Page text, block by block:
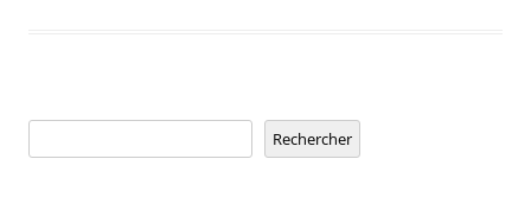
Rechercher